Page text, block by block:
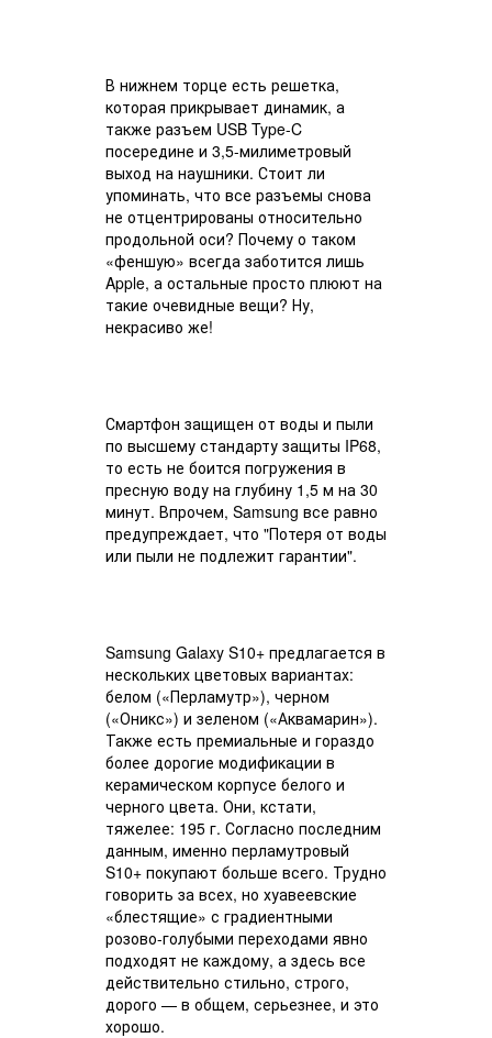
В нижнем торце есть решетка,
которая прикрывает динамик, а
также разъем USB Type-C
посередине и 3,5-милиметровый
выход на наушники. Стоит ли
упоминать, что все разъемы снова
не отцентрированы относительно
продольной оси? Почему о таком
«феншую» всегда заботится лишь
Apple, а остальные просто плюют на
такие очевидные вещи? Ну,
некрасиво же!
Смартфон защищен от воды и пыли
по высшему стандарту защиты IP68,
то есть не боится погружения в
пресную воду на глубину 1,5 м на 30
минут. Впрочем, Samsung все равно
предупреждает, что "Потеря от воды
или пыли не подлежит гарантии".
Samsung Galaxy S10+ предлагается в
нескольких цветовых вариантах:
белом («Перламутр»), черном
(«Оникс») и зеленом («Аквамарин»).
Также есть премиальные и гораздо
более дорогие модификации в
керамическом корпусе белого и
черного цвета. Они, кстати,
тяжелее: 195 г. Согласно последним
данным, именно перламутровый
S10+ покупают больше всего. Трудно
говорить за всех, но хуавеевские
«блестящие» с градиентными
розово-голубыми переходами явно
подходят не каждому, а здесь все
действительно стильно, строго,
дорого — в общем, серьезнее, и это
хорошо.